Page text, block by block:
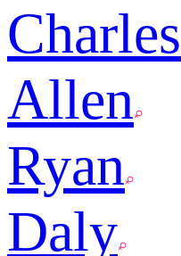
Charles
Allen
Ryan
Daly